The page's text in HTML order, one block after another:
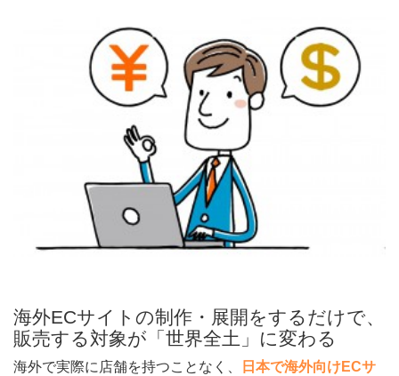
海外ECサイトの制作・展開をするだけで、
販売する対象が「世界全土」に変わる
海外で実際に店舗を持つことなく、
日本で海外向けECサ